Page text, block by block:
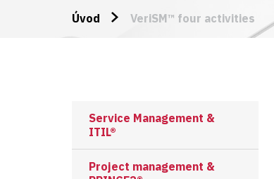
Úvod VeriSM™ four activities
Service Management &
ITIL®
Project management &